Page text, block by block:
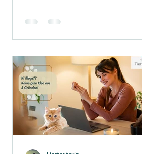
noch nicht bei Google
Aber: Google weiß ja noch nichts
Manchmal passiert das
Und manchmal dauert das
ewig. Doch die gute Nachricht
kannst das selbst in die Hand
– mit der Google Search
„Meinen